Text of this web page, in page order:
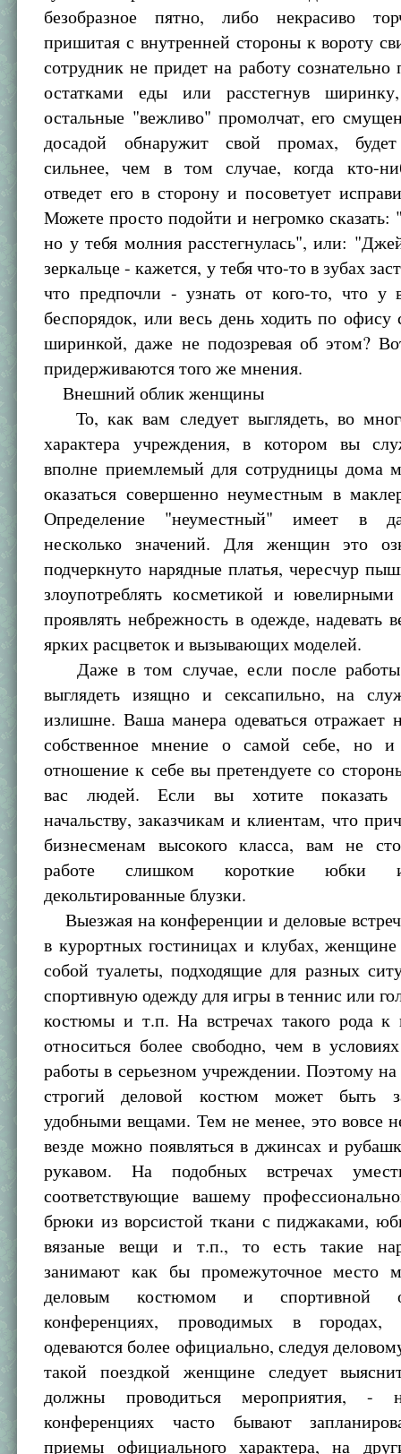
безобразное пятно, либо некрасиво
пришитая с внутренней стороны к вороту
сотрудник не придет на работу сознательно
остатками еды или расстегнув
остальные "вежливо" промолчат, его
досадой обнаружит свой промах,
сильнее, чем в том случае, когда кто-
отведет его в сторону и посоветует
Можете просто подойти и негромко
но у тебя молния расстегнулась", или:
зеркальце - кажется, у тебя что-то в зубах
что предпочли - узнать от кого-то, что у
беспорядок, или весь день ходить по офису
ширинкой, даже не подозревая об этом?
придерживаются того же мнения.
Внешний облик женщины
То, как вам следует выглядеть, во
характера учреждения, в котором вы
вполне приемлемый для сотрудницы дома
оказаться совершенно неуместным в
Определение "неуместный" имеет в
несколько значений. Для женщин это
подчеркнуто нарядные платья, чересчур
злоупотреблять косметикой и
проявлять небрежность в одежде, надевать
ярких расцветок и вызывающих моделей.
Даже в том случае, если после
выглядеть изящно и сексапильно, на
излишне. Ваша манера одеваться отражает
собственное мнение о самой себе, но
отношение к себе вы претендуете со
вас людей. Если вы хотите показать
начальству, заказчикам и клиентам, что
бизнесменам высокого класса, вам не
работе слишком короткие юбки
декольтированные блузки.
Выезжая на конференции и деловые
в курортных гостиницах и клубах,
собой туалеты, подходящие для разных
спортивную одежду для игры в теннис или
костюмы и т.п. На встречах такого рода
относиться более свободно, чем в
работы в серьезном учреждении. Поэтому
строгий деловой костюм может быть
удобными вещами. Тем не менее, это вовсе
везде можно появляться в джинсах и
рукавом. На подобных встречах
соответствующие вашему
брюки из ворсистой ткани с пиджаками,
вязаные вещи и т.п., то есть такие
занимают как бы промежуточное место
деловым костюмом и спортивной
конференциях, проводимых в городах,
одеваются более официально, следуя
такой поездкой женщине следует
должны проводиться мероприятия, -
конференциях часто бывают
приемы официального характера, на